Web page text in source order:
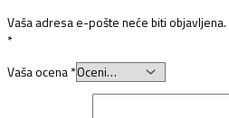
Vaša adresa e-pošte neće biti objavljena.
*
Vaša ocena *